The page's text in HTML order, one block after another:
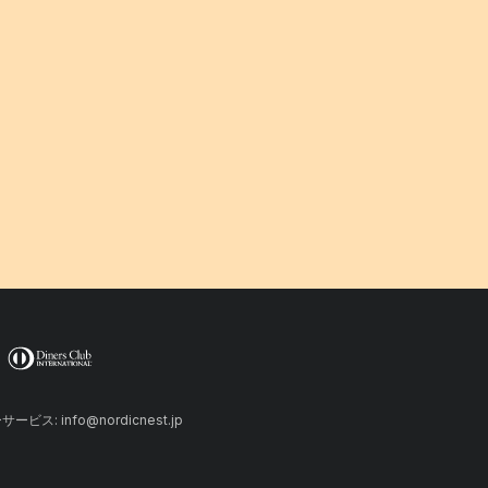
ービス: info@nordicnest.jp